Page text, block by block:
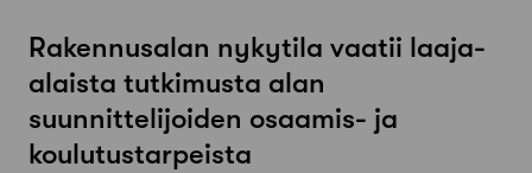
Rakennusalan nykytila vaatii laaja-
alaista tutkimusta alan
suunnittelijoiden osaamis- ja
koulutustarpeista